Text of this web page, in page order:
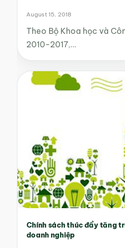
August 15, 2018
Theo Bộ Khoa học và
2010-2017,…
Chính sách thúc đẩy tăng
doanh nghiệp